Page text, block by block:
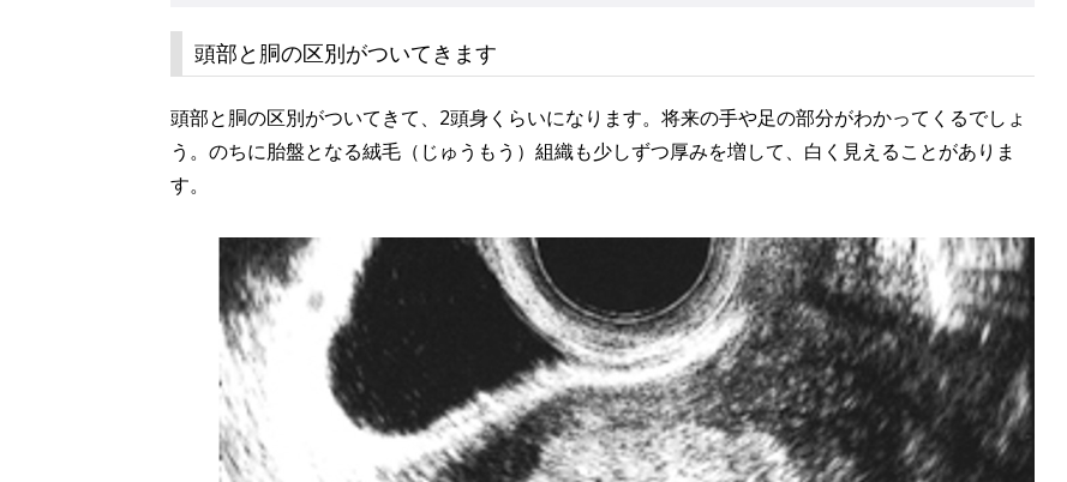
頭部と胴の区別がついてきます
頭部と胴の区別がついてきて、2頭身くらいになります。将来の手や足の部分がわかってくるでしょ
う。のちに胎盤となる絨毛（じゅうもう）組織も少しずつ厚みを増して、白く見えることがありま
す。